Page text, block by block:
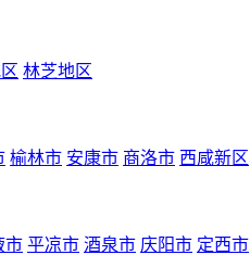
林芝地区
榆林市 安康市 商洛市 西咸新区
市 平凉市 酒泉市 庆阳市 定西市